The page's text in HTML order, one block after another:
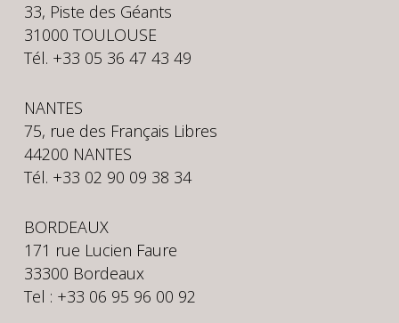
33, Piste des Géants
31000 TOULOUSE
Tél. +33 05 36 47 43 49
NANTES
75, rue des Français Libres
44200 NANTES
Tél. +33 02 90 09 38 34
BORDEAUX
171 rue Lucien Faure
33300 Bordeaux
Tel : +33 06 95 96 00 92